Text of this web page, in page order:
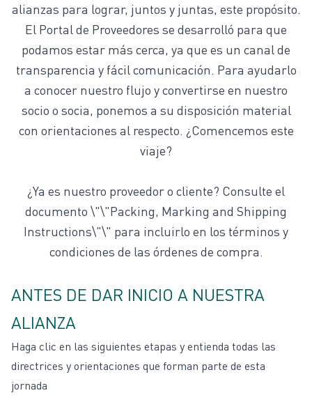
alianzas para lograr, juntos y juntas, este propósito.
El Portal de Proveedores se desarrolló para que
podamos estar más cerca, ya que es un canal de
transparencia y fácil comunicación. Para ayudarlo
a conocer nuestro flujo y convertirse en nuestro
socio o socia, ponemos a su disposición material
con orientaciones al respecto. ¿Comencemos este
viaje?
¿Ya es nuestro proveedor o cliente? Consulte el
documento \"\"Packing, Marking and Shipping
Instructions\"\" para incluirlo en los términos y
condiciones de las órdenes de compra.
ANTES DE DAR INICIO A NUESTRA
ALIANZA
Haga clic en las siguientes etapas y entienda todas las
directrices y orientaciones que forman parte de esta
jornada